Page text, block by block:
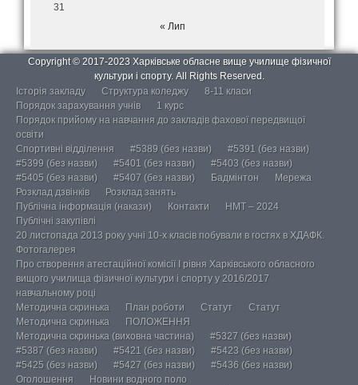
31
« Лип
Copyright © 2017-2023 Харківське обласне вище училище фізичної
культури і спорту. All Rights Reserved.
Історія закладу
Структура коледжу
8-11 класи
Порядок зарахування учнів
1 курс
Порядок прийому на навчання до закладів фахової передвищої
освіти
Спортивні відділення
#5389 (без назви)
#5391 (без назви)
#5399 (без назви)
#5401 (без назви)
#5403 (без назви)
#5405 (без назви)
#5407 (без назви) Бадмінтон
Мережа
Розклад дзвінків
Розклад занять
Публічна інформація (накази)
Контакти
НМТ – 2024
Публічні закупівлі
20 листопада 2013 року учні 10-х класів побували в гостях в ХДАФК.
Фотогалерея
Про створення атестаційної комісії І рівня Харківського обласного
вищого училища фізичної культури і спорту у 2016/2017
навчальному році
Методична скринька
План роботи Статут
Статут
Методична скринька
ПОЛОЖЕННЯ
Методична скринька (виховна частина)
#5327 (без назви)
#5387 (без назви)
#5421 (без назви)
#5423 (без назви)
#5425 (без назви)
#5427 (без назви)
#5436 (без назви)
Оголошення
Новини водного поло